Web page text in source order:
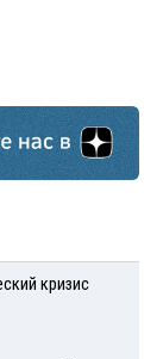
кризис